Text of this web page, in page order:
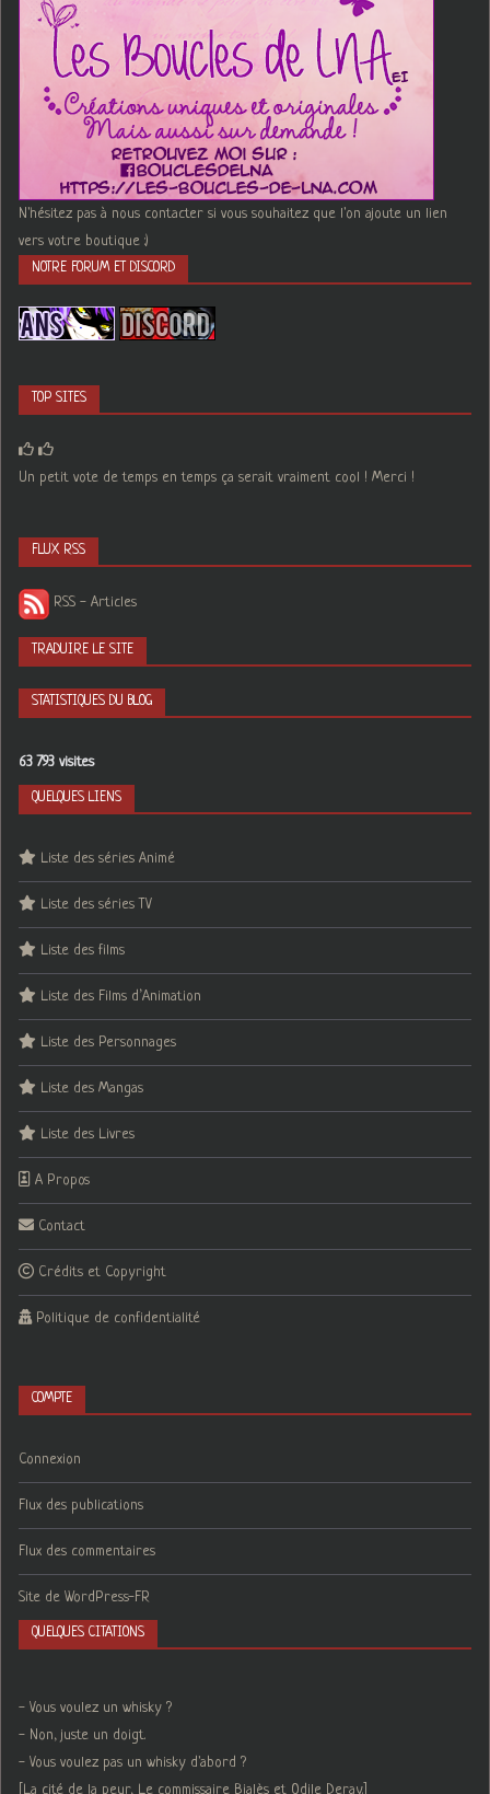
N'hésitez pas à nous contacter si vous souhaitez que l'on ajoute un lien
vers votre boutique :)
NOTRE FORUM ET DISCORD
TOP SITES
Un petit vote de temps en temps ça serait vraiment cool ! Merci !
FLUX RSS
RSS - Articles
TRADUIRE LE SITE
STATISTIQUES DU BLOG
63 793 visites
QUELQUES LIENS
Liste des séries Animé
Liste des séries TV
Liste des films
Liste des Films d’Animation
Liste des Personnages
Liste des Mangas
Liste des Livres
A Propos
Contact
Crédits et Copyright
Politique de confidentialité
COMPTE
Connexion
Flux des publications
Flux des commentaires
Site de WordPress-FR
QUELQUES CITATIONS
- Vous voulez un whisky ?
- Non, juste un doigt.
- Vous voulez pas un whisky d'abord ?
[La cité de la peur, Le commissaire Bialès et Odile Deray.]